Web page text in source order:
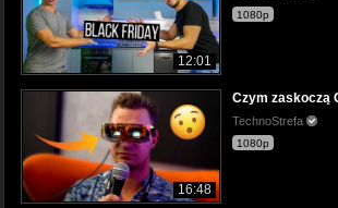
12:01
1080p
16:48
Czym zaskoczą
TechnoStrefa
1080p